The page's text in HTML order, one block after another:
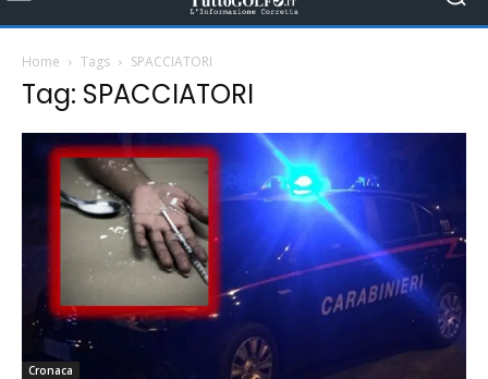
Home Tags SPACCIATORI
Tag: SPACCIATORI
Cronaca